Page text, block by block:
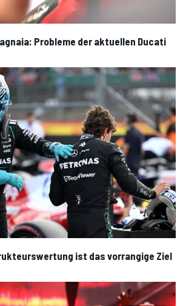
Probleme der aktuellen Ducati
ist das vorrangige Ziel